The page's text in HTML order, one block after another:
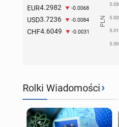
EUR4.2982 -0.0068
USD3.7236 -0.0084
CHF4.6049 -0.0031
Rolki Wiadomości›